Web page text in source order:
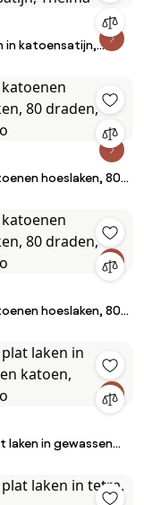
in katoensatijn,
hoeslaken, 80
hoeslaken, 80
laken in gewassen